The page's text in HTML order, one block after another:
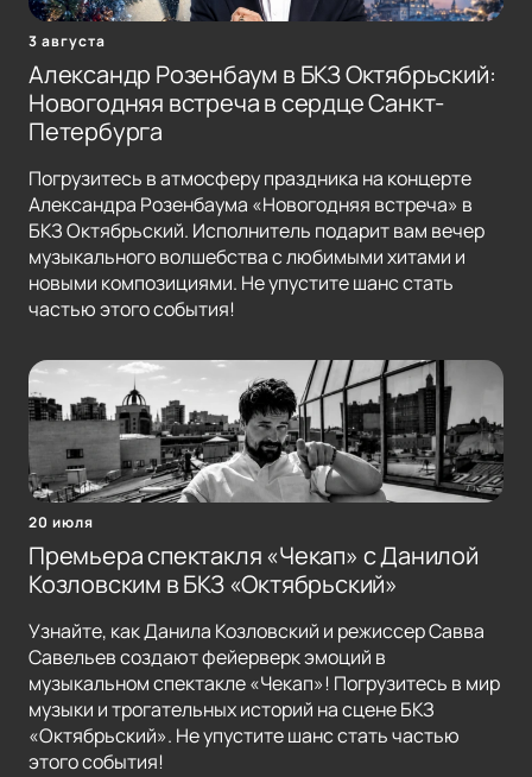
3 августа
Александр Розенбаум в БКЗ Октябрьский:
Новогодняя встреча в сердце Санкт-
Петербурга
Погрузитесь в атмосферу праздника на концерте
Александра Розенбаума «Новогодняя встреча» в
БКЗ Октябрьский. Исполнитель подарит вам вечер
музыкального волшебства с любимыми хитами и
новыми композициями. Не упустите шанс стать
частью этого события!
20 июля
Премьера спектакля «Чекап» с Данилой
Козловским в БКЗ «Октябрьский»
Узнайте, как Данила Козловский и режиссер Савва
Савельев создают фейерверк эмоций в
музыкальном спектакле «Чекап»! Погрузитесь в мир
музыки и трогательных историй на сцене БКЗ
«Октябрьский». Не упустите шанс стать частью
этого события!